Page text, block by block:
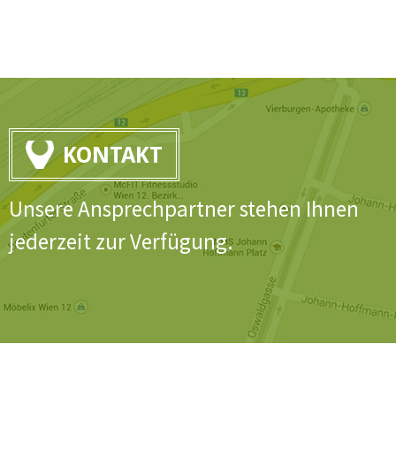
KONTAKT
Unsere Ansprechpartner stehen Ihnen
jederzeit zur Verfügung.